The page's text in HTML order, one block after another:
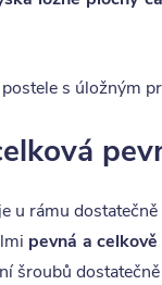
u rámu
pevná a
šroubů